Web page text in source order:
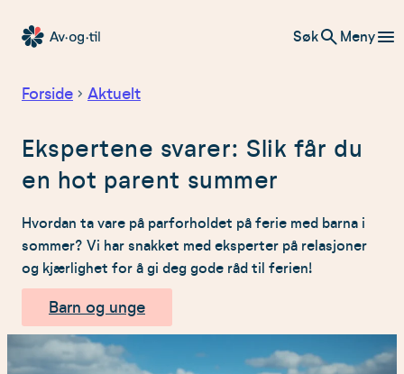
Av-
til
Søk Meny
Forside Aktuelt
Ekspertene svarer: Slik får du
en hot parent summer
Hvordan ta vare på parforholdet på ferie med barna i
sommer? Vi har snakket med eksperter på relasjoner
og kjærlighet for å gi deg gode råd til ferien!
Barn og unge